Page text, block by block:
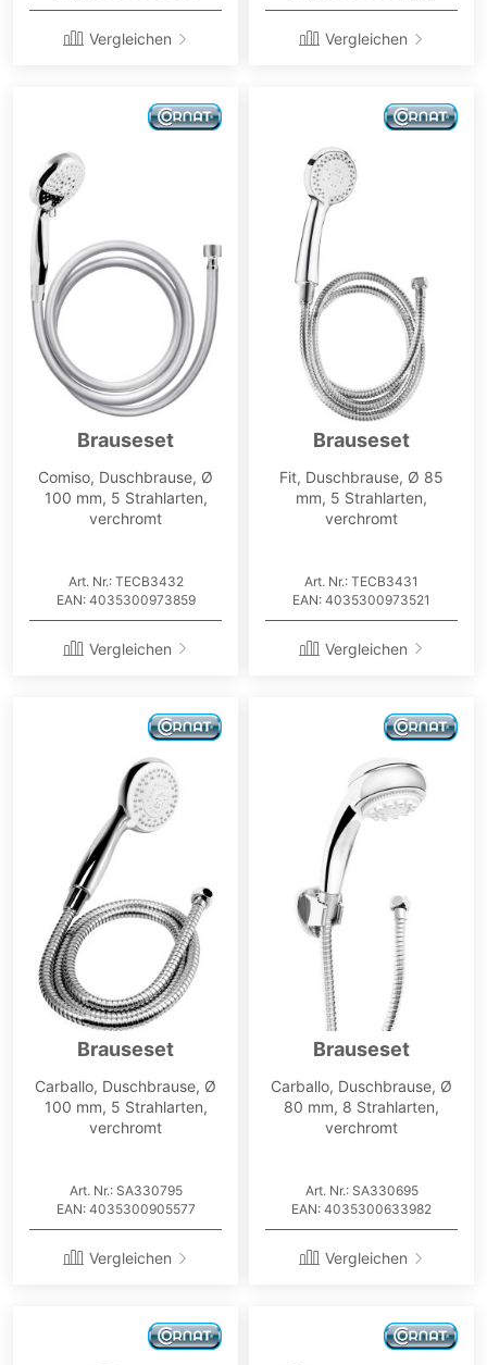
Vergleichen Vergleichen
Brauseset
Comiso, Duschbrause, Ø
100 mm, 5 Strahlarten,
verchromt
Art. Nr.: TECB3432
EAN: 4035300973859
Vergleichen
Brauseset
Fit, Duschbrause, Ø 85
mm, 5 Strahlarten,
verchromt
Art. Nr.: TECB3431
EAN: 4035300973521
Vergleichen
Brauseset
Carballo, Duschbrause, Ø
100 mm, 5 Strahlarten,
verchromt
Art. Nr.: SA330795
EAN: 4035300905577
Vergleichen
Brauseset
Carballo, Duschbrause, Ø
80 mm, 8 Strahlarten,
verchromt
Art. Nr.: SA330695
EAN: 4035300633982
Vergleichen